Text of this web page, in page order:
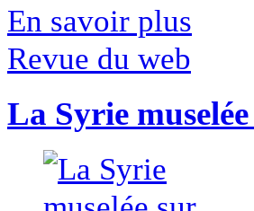
En savoir plus
Revue du web
La Syrie